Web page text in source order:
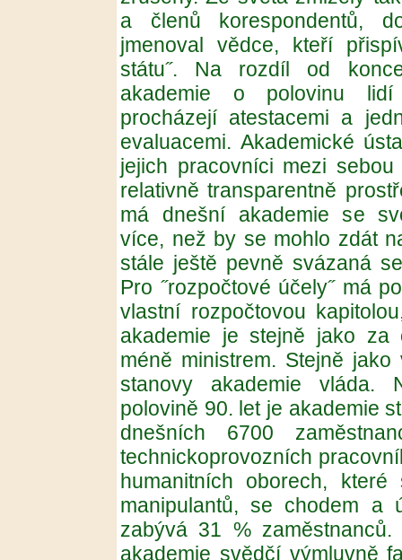
a členů korespondentů,
jmenoval vědce, kteří
státu˝. Na rozdíl od
akademie o polovinu
procházejí atestacemi a
evaluacemi. Akademické
jejich pracovníci mezi
relativně transparentně
má dnešní akademie se
více, než by se mohlo zdát
stále ještě pevně svázaná
Pro ˝rozpočtové účely˝ má
vlastní rozpočtovou
akademie je stejně jako za
méně ministrem. Stejně
stanovy akademie vláda.
polovině 90. let je akademie
dnešních 6700
technickoprovozních
humanitních oborech,
manipulantů, se chodem a
zabývá 31 %
akademie svědčí výmluvně